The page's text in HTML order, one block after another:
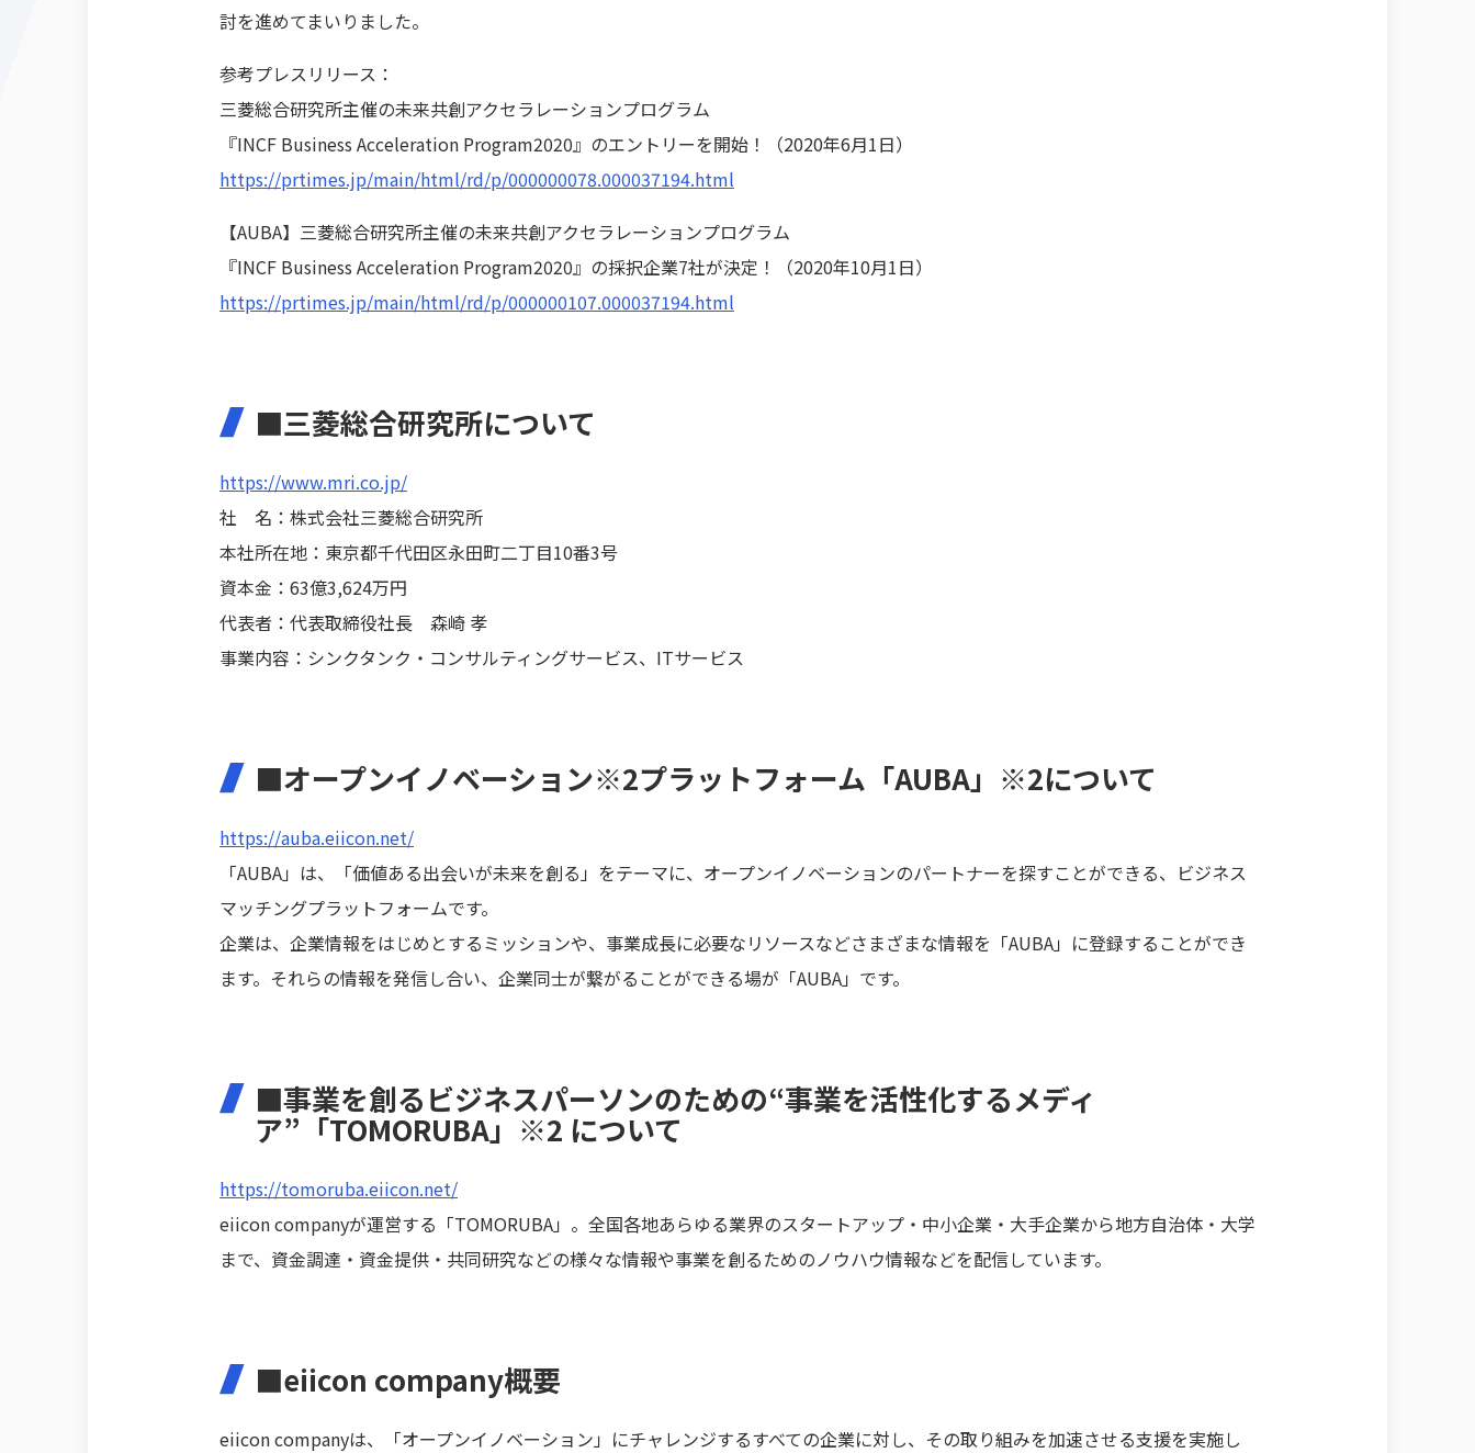
討を進めてまいりました。
参考プレスリリース：
三菱総合研究所主催の未来共創アクセラレーションプログラム
『INCF Business Acceleration Program2020』のエントリーを開始！（2020年6月1日）
https://prtimes.jp/main/html/rd/p/000000078.000037194.html
【AUBA】三菱総合研究所主催の未来共創アクセラレーションプログラム
『INCF Business Acceleration Program2020』の採択企業7社が決定！（2020年10月1日）
https://prtimes.jp/main/html/rd/p/000000107.000037194.html
■三菱総合研究所について
https://www.mri.co.jp/
社 名：株式会社三菱総合研究所
本社所在地：東京都千代田区永田町二丁目10番3号
資本金：63億3,624万円
代表者：代表取締役社長 森崎 孝
事業内容：シンクタンク・コンサルティングサービス、ITサービス
■オープンイノベーション※2プラットフォーム「AUBA」※2について
https://auba.eiicon.net/
「AUBA」は、「価値ある出会いが未来を創る」をテーマに、オープンイノベーションのパートナーを探すことができる、ビジネス
マッチングプラットフォームです。
企業は、企業情報をはじめとするミッションや、事業成長に必要なリソースなどさまざまな情報を「AUBA」に登録することができ
ます。それらの情報を発信し合い、企業同士が繋がることができる場が「AUBA」です。
■事業を創るビジネスパーソンのための“事業を活性化するメディ
ア”「TOMORUBA」※2 について
https://tomoruba.eiicon.net/
eiicon companyが運営する「TOMORUBA」。全国各地あらゆる業界のスタートアップ・中小企業・大手企業から地方自治体・大学
まで、資金調達・資金提供・共同研究などの様々な情報や事業を創るためのノウハウ情報などを配信しています。
■eiicon company概要
eiicon companyは、「オープンイノベーション」にチャレンジするすべての企業に対し、その取り組みを加速させる支援を実施し